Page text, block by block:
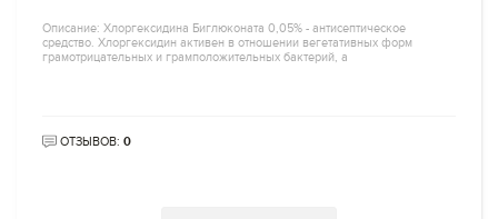
Описание: Хлоргексидина Биглюконата 0,05% - антисептическое
средство. Хлоргексидин активен в отношении вегетативных форм
грамотрицательных и грамположительных бактерий, а
ОТЗЫВОВ: 0